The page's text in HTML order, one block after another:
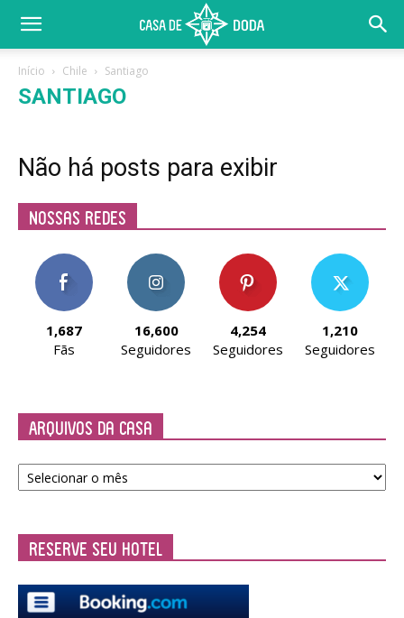
Início Chile Santiago
SANTIAGO
Não há posts para exibir
Nossas Redes
1,687
Fãs
16,600
Seguidores
4,254
Seguidores
1,210
Seguidores
Arquivos da Casa
Arquivos
da
Reserve seu Hotel